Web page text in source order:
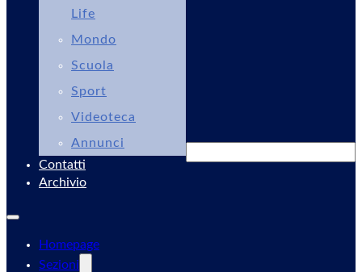
Life
Mondo
Scuola
Sport
Videoteca
Annunci
Contatti
Archivio
Homepage
Sezioni